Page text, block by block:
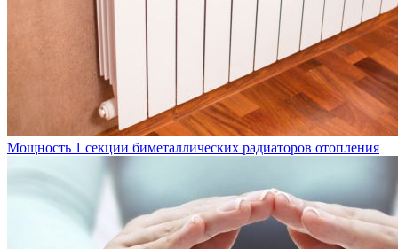
Мощность 1 секции биметаллических радиаторов отопления